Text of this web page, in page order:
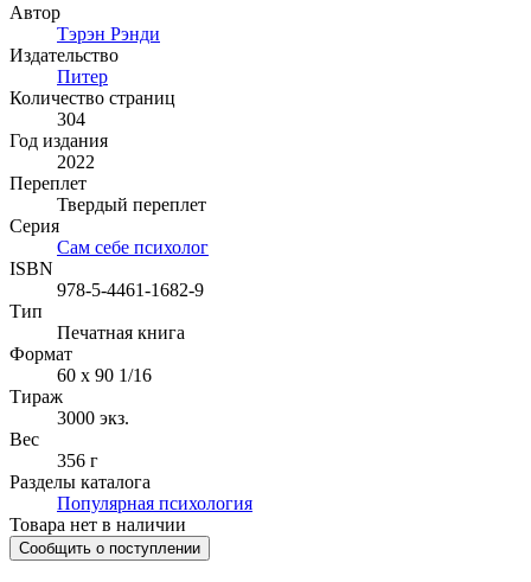
Автор
Тэрэн Рэнди
Издательство
Питер
Количество страниц
304
Год издания
2022
Переплет
Твердый переплет
Серия
Сам себе психолог
ISBN
978-5-4461-1682-9
Тип
Печатная книга
Формат
60 x 90 1/16
Тираж
3000 экз.
Вес
356 г
Разделы каталога
Популярная психология
Товара нет в наличии
Сообщить о поступлении